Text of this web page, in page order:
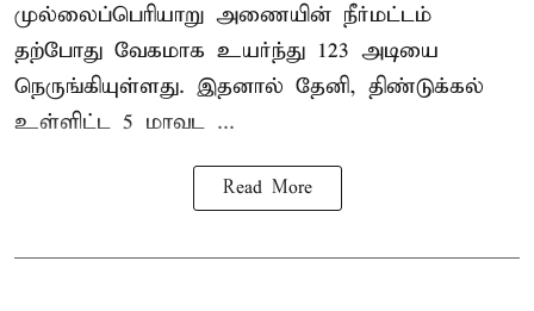
முல்லைப்பெரியாறு அணையின் நீர்மட்டம்
தற்போது வேகமாக உயர்ந்து 123 அடியை
நெருங்கியுள்ளது. இதனால் தேனி, திண்டுக்கல்
உள்ளிட்ட 5 மாவட ...
Read More